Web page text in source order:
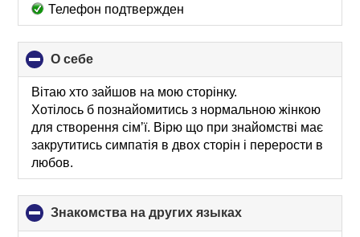
Телефон подтвержден
О себе
to
collapse
contents
Вітаю хто зайшов на мою сторінку.
Хотілось б познайомитись з нормальною жінкою
для створення сімʼї. Вірю що при знайомстві має
закрутитись симпатія в двох сторін і перерости в
любов.
Знакомства на других языках
to